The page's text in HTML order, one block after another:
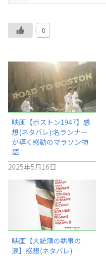
0
映画【ボストン1947】感
想(ネタバレ):名ランナー
が導く感動のマラソン物
語
2025年5月16日
映画【大統領の執事の
涙】感想(ネタバレ)